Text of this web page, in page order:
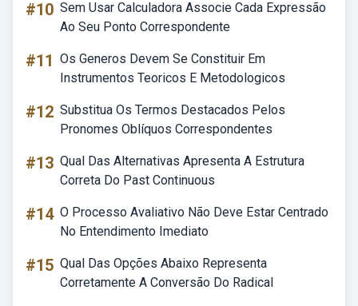
#10 Sem Usar Calculadora Associe Cada Expressão
Ao Seu Ponto Correspondente
#11 Os Generos Devem Se Constituir Em
Instrumentos Teoricos E Metodologicos
#12 Substitua Os Termos Destacados Pelos
Pronomes Oblíquos Correspondentes
#13 Qual Das Alternativas Apresenta A Estrutura
Correta Do Past Continuous
#14 O Processo Avaliativo Não Deve Estar Centrado
No Entendimento Imediato
#15 Qual Das Opções Abaixo Representa
Corretamente A Conversão Do Radical